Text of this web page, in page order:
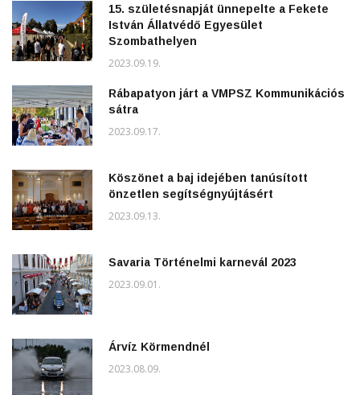
15. születésnapját ünnepelte a Fekete
István Állatvédő Egyesület
Szombathelyen
2023.09.19.
Rábapatyon járt a VMPSZ Kommunikációs
sátra
2023.09.17.
Köszönet a baj idejében tanúsított
önzetlen segítségnyújtásért
2023.09.13.
Savaria Történelmi karnevál 2023
2023.09.01.
Árvíz Körmendnél
2023.08.09.